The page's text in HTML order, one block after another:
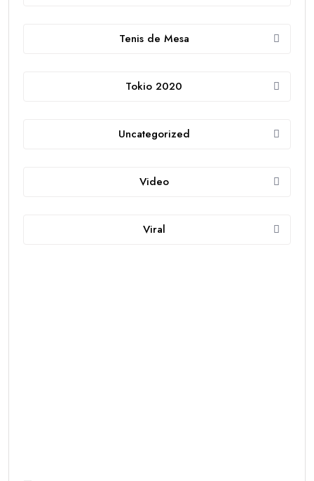
Tenis de Mesa
Tokio 2020
Uncategorized
Video
Viral